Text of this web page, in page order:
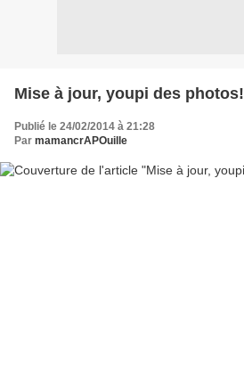
Mise à jour, youpi des photos!
Publié le 24/02/2014 à 21:28
Par mamancrAPOuille